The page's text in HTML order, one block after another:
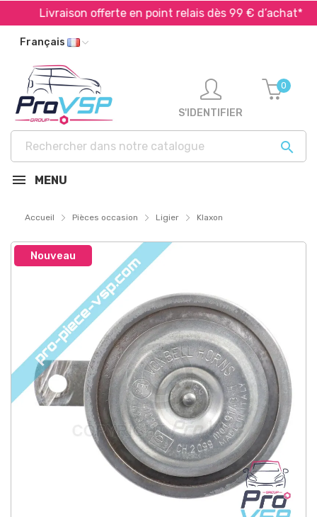
Livraison offerte en point relais dès 99 € d’achat*
Français

S'IDENTIFIER
0
MENU
Accueil Pièces occasion Ligier Klaxon
Nouveau